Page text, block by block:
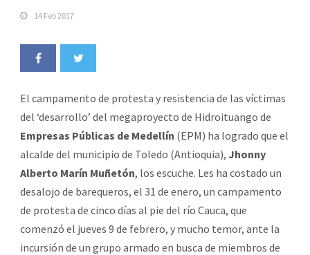
14 Feb 2017
El campamento de protesta y resistencia de las víctimas
del ‘desarrollo’ del megaproyecto de Hidroituango de
Empresas Públicas de Medellín (EPM) ha logrado que el
alcalde del municipio de Toledo (Antioquia), Jhonny
Alberto Marín Muñetón, los escuche. Les ha costado un
desalojo de barequeros, el 31 de enero, un campamento
de protesta de cinco días al pie del río Cauca, que
comenzó el jueves 9 de febrero, y mucho temor, ante la
incursión de un grupo armado en busca de miembros de